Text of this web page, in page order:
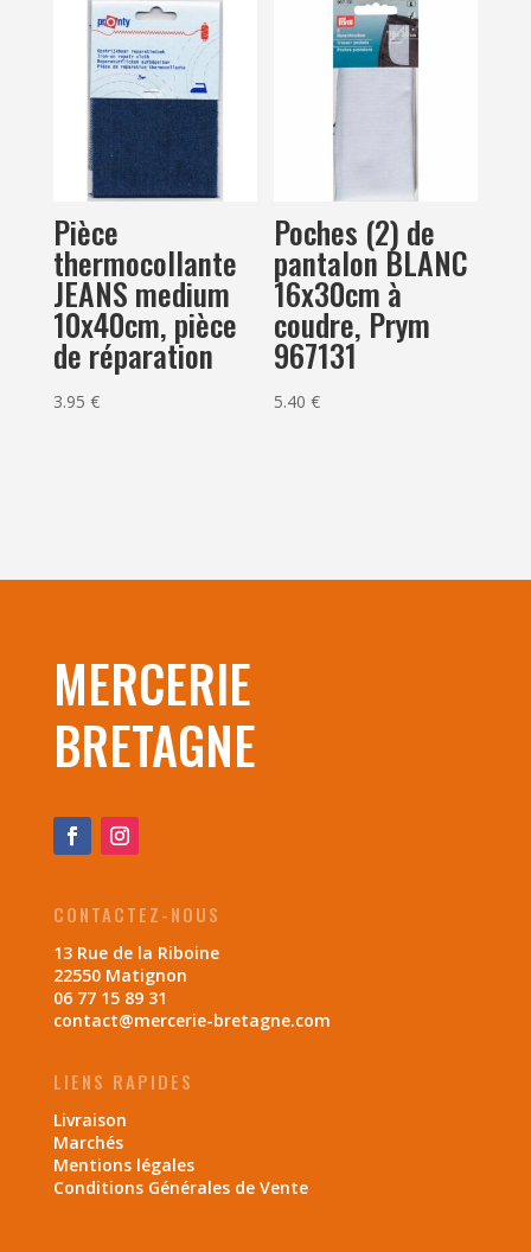
Pièce
thermocollante
JEANS medium
10x40cm, pièce
de réparation
3.95 €
Poches (2) de
pantalon BLANC
16x30cm à
coudre, Prym
967131
5.40€
MERCERIE
BRETAGNE
CONTACTEZ-NOUS
13 Rue de la Riboine
22550 Matignon
06 77 15 89 31
contact@mercerie-bretagne.com
LIENS RAPIDES
Livraison
Marchés
Mentions légales
Conditions Générales de Vente